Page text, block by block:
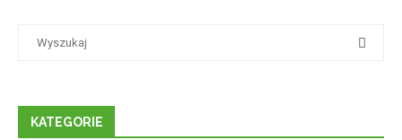
KATEGORIE